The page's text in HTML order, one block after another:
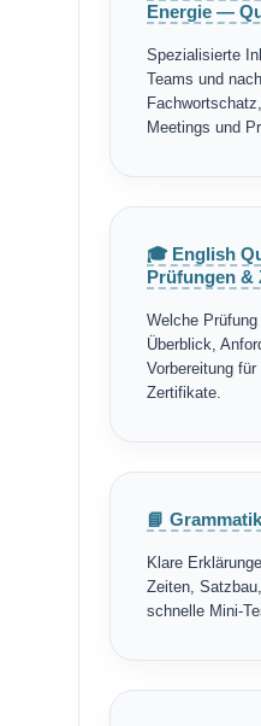
Energie —
Spezialisierte
Teams und
Meetings und
🎓 English
Prüfungen &
Welche
Überblick,
Vorbereitung
Zertifikate.
📘
Klare
Zeiten,
schnelle Mini-